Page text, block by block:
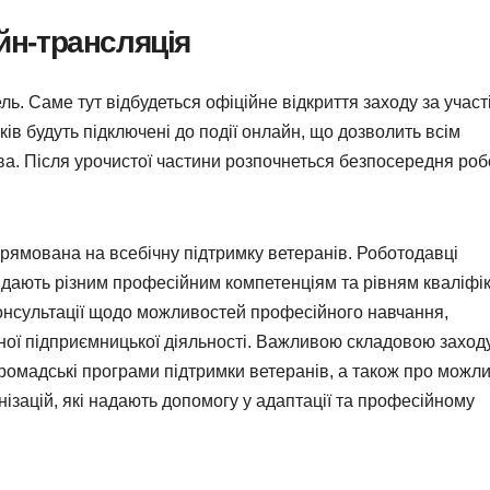
трансляція
Саме тут відбудеться офіційне відкриття заходу за
будуть підключені до події онлайн, що дозволить всім
Після урочистої частини розпочнеться безпосередня
на всебічну підтримку ветеранів. Роботодавці
різним професійним компетенціям та рівням
щодо можливостей професійного навчання,
підприємницької діяльності. Важливою складовою
програми підтримки ветеранів, а також про
які надають допомогу у адаптації та професійному